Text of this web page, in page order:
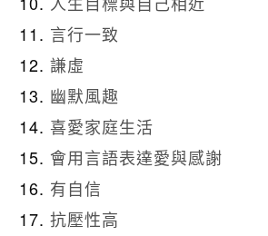
言行一致
謙虛
幽默風趣
喜愛家庭生活
會用言語表達愛與感謝
有自信
抗壓性高